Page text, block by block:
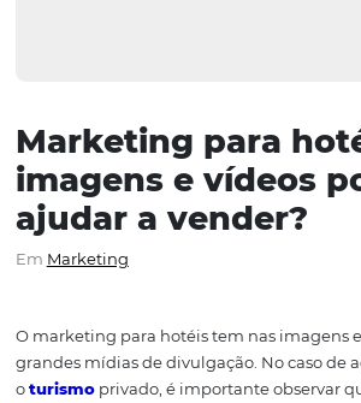
Marketing para
ajudar a vender?
EmMarketing